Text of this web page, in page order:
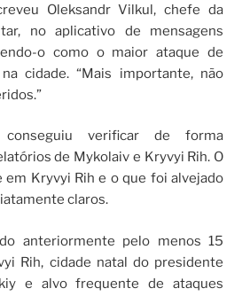
Oleksandr Vilkul, chefe da
no aplicativo de mensagens
o como o maior ataque de
cidade. “Mais importante, não
verificar de forma
de Mykolaiv e Kryvyi Rih. O
em Kryvyi Rih e o que foi alvejado
claros.
anteriormente pelo menos 15
Rih, cidade natal do presidente
e alvo frequente de ataques